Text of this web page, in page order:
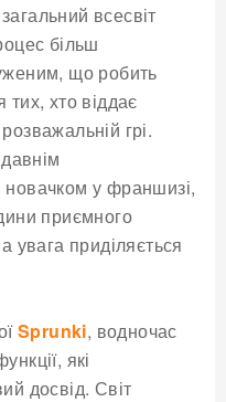
всесвіт
більш
що робить
хто віддає
грі.
новачком у франшизі,
приємного
увага приділяється
Sprunki, водночас
які
досвід. Світ